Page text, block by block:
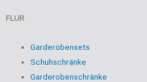
FLUR
Garderobensets
Schuhschränke
Garderobenschränke